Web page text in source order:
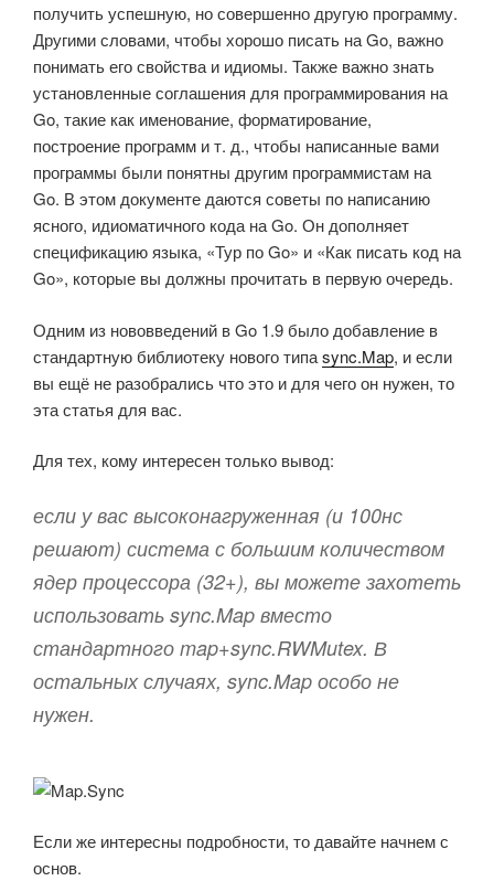
получить успешную, но совершенно другую программу.
Другими словами, чтобы хорошо писать на Go, важно
понимать его свойства и идиомы. Также важно знать
установленные соглашения для программирования на
Go, такие как именование, форматирование,
построение программ и т. д., чтобы написанные вами
программы были понятны другим программистам на
Go. В этом документе даются советы по написанию
ясного, идиоматичного кода на Go. Он дополняет
спецификацию языка, «Тур по Go» и «Как писать код на
Go», которые вы должны прочитать в первую очередь.
Одним из нововведений в Go 1.9 было добавление в
стандартную библиотеку нового типаsync.Map, и если
вы ещё не разобрались что это и для чего он нужен, то
эта статья для вас.
Для тех, кому интересен только вывод:
если у вас высоконагруженная (и 100нс
решают) система с большим количеством
ядер процессора (32+), вы можете захотеть
использовать sync.Map вместо
стандартного map+sync.RWMutex. В
остальных случаях, sync.Map особо не
нужен.
Если же интересны подробности, то давайте начнем с
основ.